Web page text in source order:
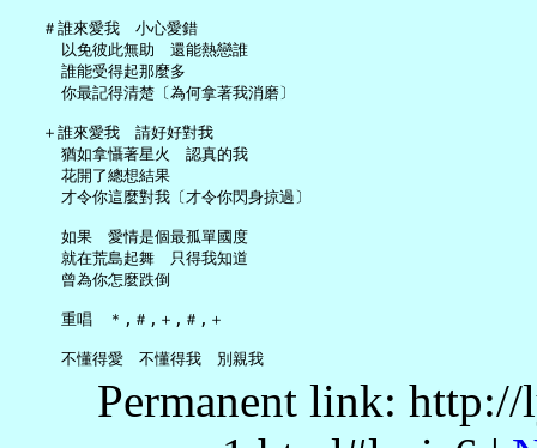
   ＃誰來愛我　小心愛錯
     以免彼此無助　還能熱戀誰
     誰能受得起那麼多
     你最記得清楚〔為何拿著我消磨〕
   ＋誰來愛我　請好好對我
     猶如拿懾著星火　認真的我
     花開了總想結果
     才令你這麼對我〔才令你閃身掠過〕
     如果　愛情是個最孤單國度
     就在荒島起舞　只得我知道
     曾為你怎麼跌倒
     重唱　＊,＃,＋,＃,＋
Permanent link: